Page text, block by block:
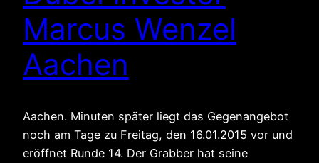
Marcus Wenzel
Aachen
Aachen. Minuten später liegt das Gegenangebot
noch am Tage zu Freitag, den 16.01.2015 vor und
eröffnet Runde 14. Der Grabber hat seine